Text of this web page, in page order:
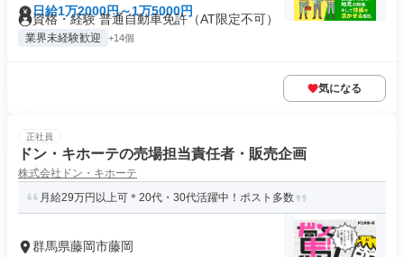
日給1万2000円～1万5000円
資格・経験 普通自動車免許（AT限定不可）
業界未経験歓迎 +14個
気になる
正社員
ドン・キホーテの売場担当責任者・販売企画
株式会社ドン・キホーテ
月給29万円以上可＊20代・30代活躍中！ポスト多数
群馬県藤岡市藤岡